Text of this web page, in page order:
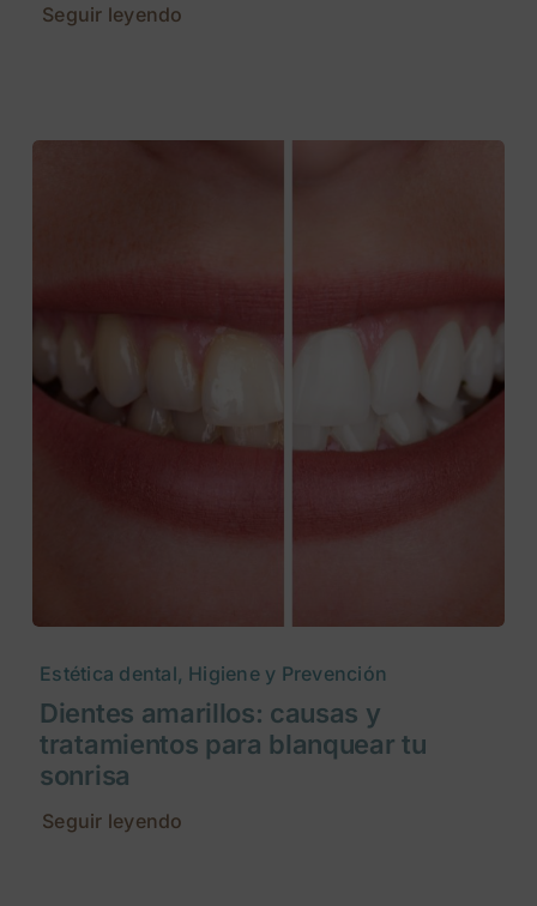
Seguir leyendo
Estética dental, Higiene y Prevención
Dientes amarillos: causas y
tratamientos para blanquear tu
sonrisa
Seguir leyendo